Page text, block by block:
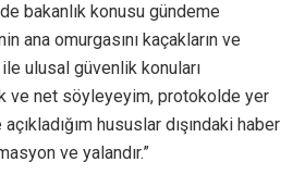
bakanlık konusu gündeme
ana omurgasını kaçakların ve
ile ulusal güvenlik konuları
ve net söyleyeyim, protokolde yer
hususlar dışındaki haber
ve yalandır.”